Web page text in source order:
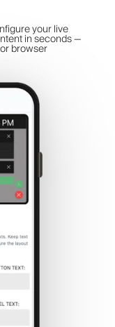
your live
in seconds —
browser